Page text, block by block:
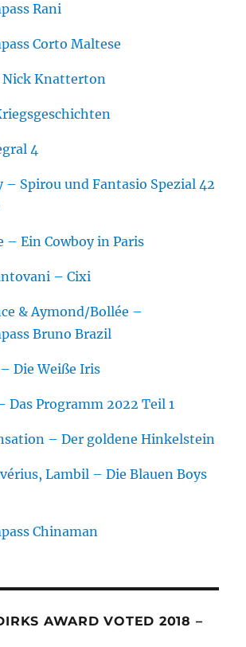
Rani
Corto Maltese
Knatterton
4
– Spirou und Fantasio Spezial 42
– Ein Cowboy in Paris
– Cixi
& Aymond/Bollée –
Bruno Brazil
Die Weiße Iris
Das Programm 2022 Teil 1
– Der goldene Hinkelstein
Lambil – Die Blauen Boys
Chinaman
AWARD VOTED 2018 –